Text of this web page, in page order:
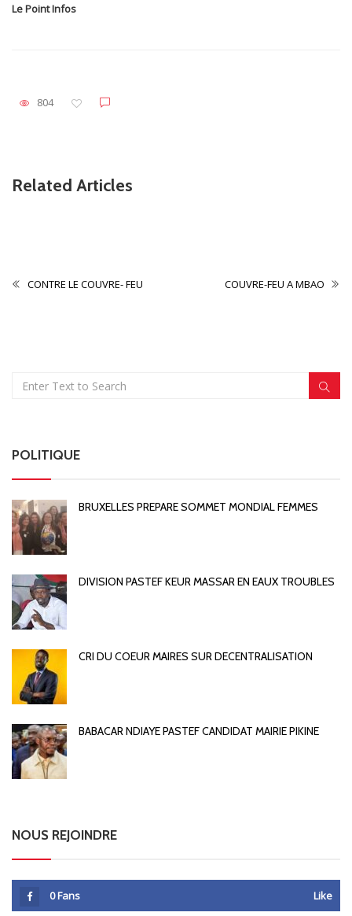
Le Point Infos
804
Related Articles
Non classé
CONTRE LE COUVRE- FEU COUVRE-FEU A MBAO
POLITIQUE
BRUXELLES PREPARE SOMMET MONDIAL FEMMES
DIVISION PASTEF KEUR MASSAR EN EAUX TROUBLES
CRI DU COEUR MAIRES SUR DECENTRALISATION
BABACAR NDIAYE PASTEF CANDIDAT MAIRIE PIKINE
NOUS REJOINDRE
0Fans Like